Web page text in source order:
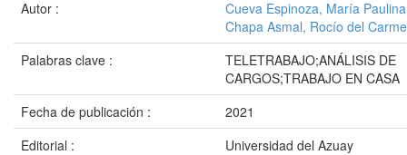
Autor :
Cueva Espinoza, María Paulina
Chapa Asmal, Rocío del
Palabras clave :
TELETRABAJO;ANÁLISIS DE
CARGOS;TRABAJO EN CASA
Fecha de publicación :
2021
Editorial :
Universidad del Azuay